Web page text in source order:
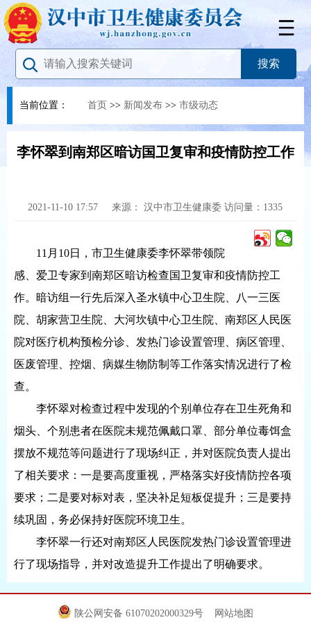
当前位置： 首页 >> 新闻发布 >> 市级动态
李怀翠到南郑区暗访国卫复审和疫情防控工作
2021-11-10 17:57 来源： 汉中市卫生健康委 访问量： 1335
11月10日，市卫生健康委李怀翠带领院
感、爱卫专家到南郑区暗访检查国卫复审和疫情防控工
作。暗访组一行先后深入圣水镇中心卫生院、八一三医
院、胡家营卫生院、大河坎镇中心卫生院、南郑区人民医
院对医疗机构预检分诊、发热门诊设置管理、病区管理、
医废管理、控烟、病媒生物防制等工作落实情况进行了检
查。
李怀翠对检查过程中发现的个别单位存在卫生死角和
烟头、个别患者在医院未规范佩戴口罩、部分单位毒饵盒
摆放不规范等问题进行了现场纠正，并对医院负责人提出
了相关要求：一是要高度重视，严格落实好疫情防控各项
要求；二是要对标对表，坚决补足短板促提升；三是要持
续巩固，务必保持好医院环境卫生。
李怀翠一行还对南郑区人民医院发热门诊设置管理进
行了现场指导，并对改造提升工作提出了明确要求。
陕公网安备 61070202000329号 网站地图